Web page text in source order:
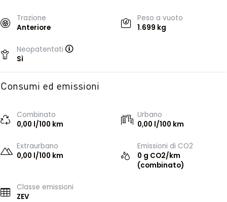
Trazione
Anteriore
Peso a vuoto
1.699 kg
Neopatentati
Sì
Consumi ed emissioni
Combinato
0,00 l/100 km
Urbano
0,00 l/100 km
Extraurbano
0,00 l/100 km
Emissioni di CO2
0 g CO2/km
(combinato)
Classe emissioni
ZEV